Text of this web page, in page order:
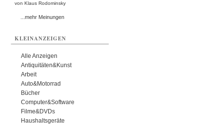
von Klaus Rodominsky
...mehr Meinungen
KLEINANZEIGEN
Alle Anzeigen
Antiquitäten&Kunst
Arbeit
Auto&Motorrad
Bücher
Computer&Software
Filme&DVDs
Haushaltsgeräte